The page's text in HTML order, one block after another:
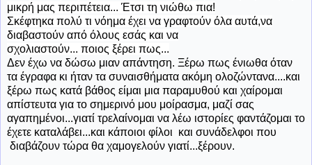
μικρή μας περιπέτεια... Έτσι τη νιώθω πια!
Σκέφτηκα πολύ τι νόημα έχει να γραφτούν όλα αυτά,να
διαβαστούν από όλους εσάς και να
σχολιαστούν... ποιος ξέρει πως...
Δεν έχω να δώσω μιαν απάντηση. Ξέρω πως ένιωθα όταν
τα έγραφα κι ήταν τα συναισθήματα ακόμη ολοζώντανα....και
ξέρω πως κατά βάθος είμαι μια παραμυθού και χαίρομαι
απίστευτα για το σημερινό μου μοίρασμα, μαζί σας
αγαπημένοι...γιατί τρελαίνομαι να λέω ιστορίες φαντάζομαι το
έχετε καταλάβει...και κάποιοι φίλοι και συνάδελφοι που
διαβάζουν τώρα θα χαμογελούν γιατί...ξέρουν.